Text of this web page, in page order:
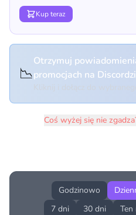
Kup teraz
📉
Otrzymuj
promocjach na
Coś wyżej się nie
Godzinowo
7 dni
30 dni Ten